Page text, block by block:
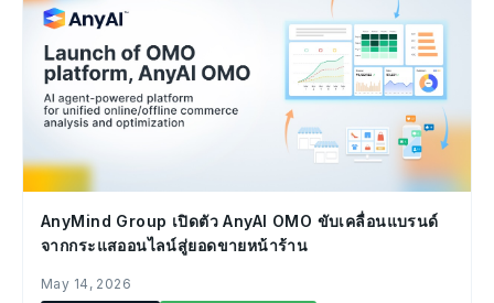
AnyMind Group เปิดตัว AnyAI OMO ขับเคลื่อนแบรนด์
จากกระแสออนไลน์สู่ยอดขายหน้าร้าน
May 14, 2026